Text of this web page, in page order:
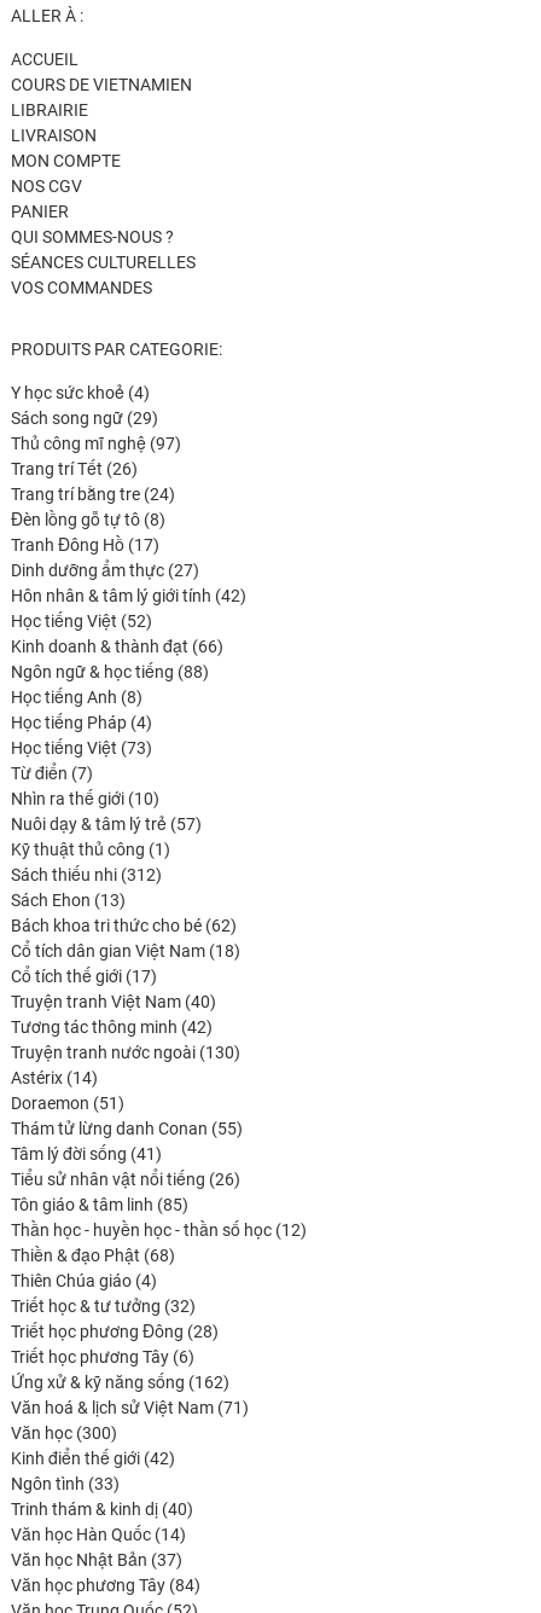
ALLER À :
ACCUEIL
COURS DE VIETNAMIEN
LIBRAIRIE
LIVRAISON
MON COMPTE
NOS CGV
PANIER
QUI SOMMES-NOUS ?
SÉANCES CULTURELLES
VOS COMMANDES
PRODUITS PAR CATEGORIE:
Y học sức khoẻ 44
produits
Sách song ngữ 2929
produits
Thủ công mĩ nghệ 9797
Trang trí Tết 2626
produits
Trang trí bằng tre 2424
Đèn lồng gỗ tự tô 88
produits
Tranh Đông Hồ 1717
produits
Dinh dưỡng ẩm thực 2727
produits
Hôn nhân & tâm lý giới tính 4242
Học tiếng Việt 5252
produits
Kinh doanh & thành đạt 6666
Ngôn ngữ & học tiếng 8888
Học tiếng Anh 88
produits
Học tiếng Pháp 44
produits
Học tiếng Việt 7373
Từ điển 77
produits
Nhìn ra thế giới 1010
produits
Nuôi dạy & tâm lý trẻ 5757
Kỹ thuật thủ công 11
Sách thiếu nhi 312312
Sách Ehon 1313
produits
Bách khoa tri thức cho bé 6262
produits
Cổ tích dân gian Việt Nam 1818
Cổ tích thế giới 1717
produits
Truyện tranh Việt Nam 4040
produits
Tương tác thông minh 4242
produits
Truyện tranh nước ngoài 130130
Astérix 1414
produits
Doraemon 5151
produits
Thám tử lừng danh Conan 5555
Tâm lý đời sống 4141
produits
Tiểu sử nhân vật nổi tiếng 2626
Tôn giáo & tâm linh 8585
produits
Thần học - huyền học - thần số học 1212
Thiền & đạo Phật 6868
Thiên Chúa giáo 44
produits
Triết học & tư tưởng 3232
produits
Triết học phương Đông 2828
Triết học phương Tây 66
produits
Ứng xử & kỹ năng sống 162162
produits
Văn hoá & lịch sử Việt Nam 7171
Văn học 300300
produits
Kinh điển thế giới 4242
Ngôn tình 3333
produits
Trinh thám & kinh dị 4040
Văn học Hàn Quốc 1414
produits
Văn học Nhật Bản 3737
produits
Văn học phương Tây 8484